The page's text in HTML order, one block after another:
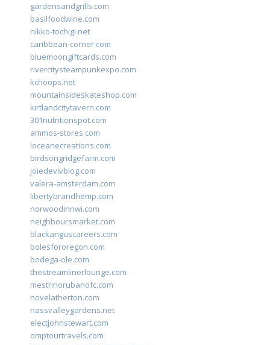
gardensandgrills.com
basilfoodwine.com
nikko-tochigi.net
caribbean-corner.com
bluemoongiftcards.com
rivercitysteampunkexpo.com
kchoops.net
mountainsideskateshop.com
kirtlandcitytavern.com
301nutritionspot.com
ammos-stores.com
loceanecreations.com
birdsongridgefarm.com
joiedevivblog.com
valera-amsterdam.com
libertybrandhemp.com
norwoodinnwi.com
neighboursmarket.com
blackanguscareers.com
bolesfororegon.com
bodega-ole.com
thestreamlinerlounge.com
mestrinorubanofc.com
novelatherton.com
nassvalleygardens.net
electjohnstewart.com
omptourtravels.com